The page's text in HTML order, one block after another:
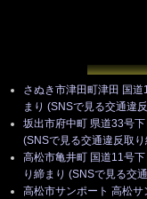
さぬき市津田町津田 国
まり (SNSで見る交通違
坂出市府中町 県道33号
(SNSで見る交通違反取
高松市亀井町 国道11号
り締まり (SNSで見る交
高松市サンポート 高松